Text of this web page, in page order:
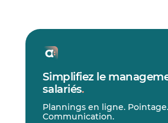
Simplifiez le
salariés.
Plannings en ligne. Pointage.
Communication.